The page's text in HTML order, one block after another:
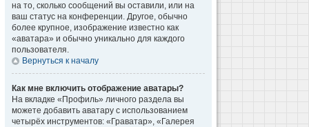
на то, сколько сообщений вы оставили, или на
ваш статус на конференции. Другое, обычно
более крупное, изображение известно как
«аватара» и обычно уникально для каждого
пользователя.
Вернуться к началу
Как мне включить отображение аватары?
На вкладке «Профиль» личного раздела вы
можете добавить аватару с использованием
четырёх инструментов: «Граватар», «Галерея